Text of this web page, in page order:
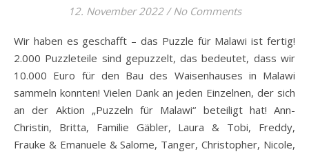
12. November 2022 / No Comments
Wir haben es geschafft – das Puzzle für Malawi ist fertig!
2.000 Puzzleteile sind gepuzzelt, das bedeutet, dass wir
10.000 Euro für den Bau des Waisenhauses in Malawi
sammeln konnten! Vielen Dank an jeden Einzelnen, der sich
an der Aktion „Puzzeln für Malawi“ beteiligt hat! Ann-
Christin, Britta, Familie Gäbler, Laura & Tobi, Freddy,
Frauke & Emanuele & Salome, Tanger, Christopher, Nicole,